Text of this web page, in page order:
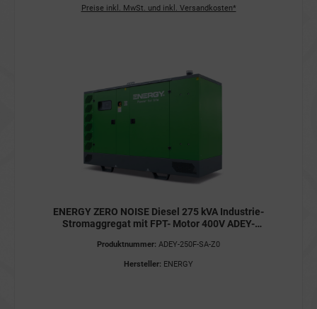
Preise inkl. MwSt. und inkl. Versandkosten*
ENERGY ZERO NOISE Diesel 275 kVA Industrie-
Stromaggregat mit FPT- Motor 400V ADEY-
Produktnummer: ADEY-250F-SA-Z0
Hersteller: ENERGY